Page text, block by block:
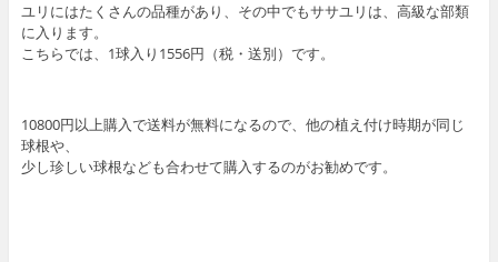
ユリにはたくさんの品種があり、その中でもササユリは、高級な部類
に入ります。
こちらでは、1球入り1556円（税・送別）です。
10800円以上購入で送料が無料になるので、他の植え付け時期が同じ
球根や、
少し珍しい球根なども合わせて購入するのがお勧めです。